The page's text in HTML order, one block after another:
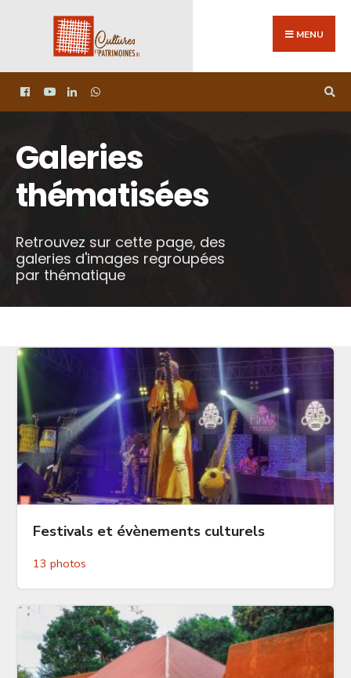
MENU
Galeries
thématisées
Retrouvez sur cette page, des
galeries d'images regroupées
par thématique
Festivals et évènements culturels
13 photos